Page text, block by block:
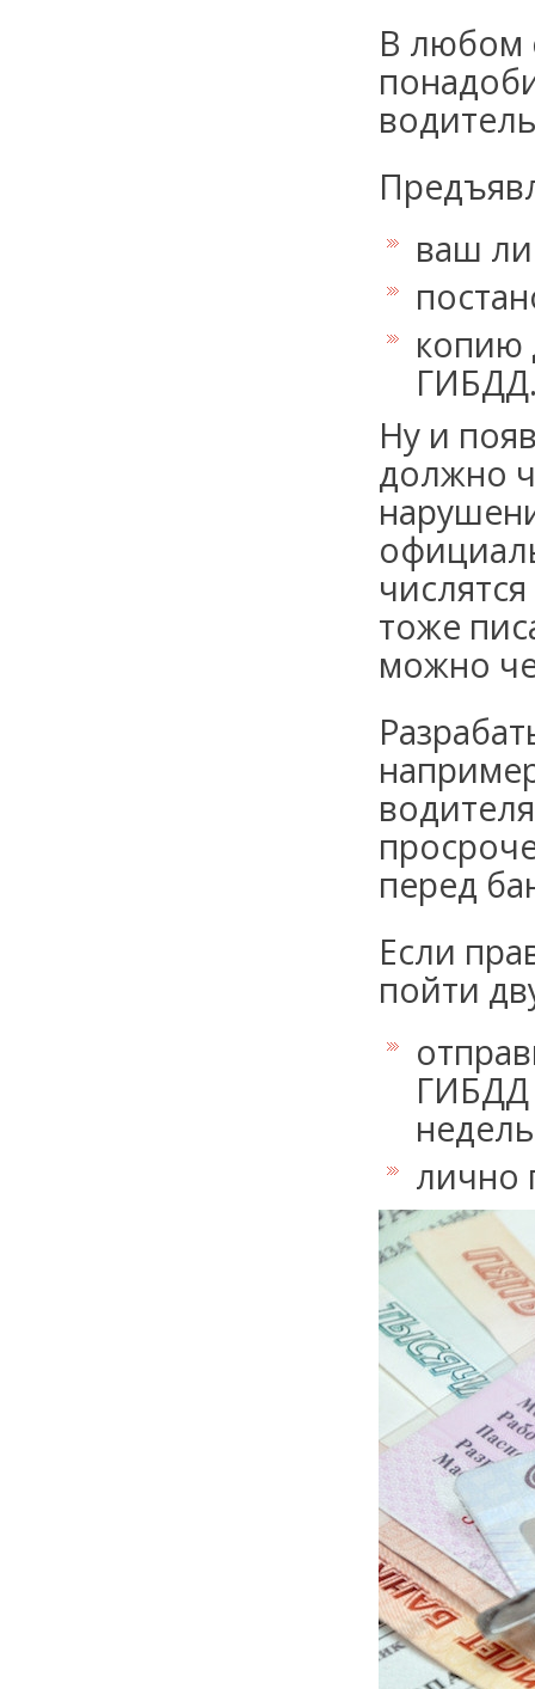
В любом
ваш
копию
Ну и
должно
тоже
можно
перед
Если
пойти
ГИБДД
лично